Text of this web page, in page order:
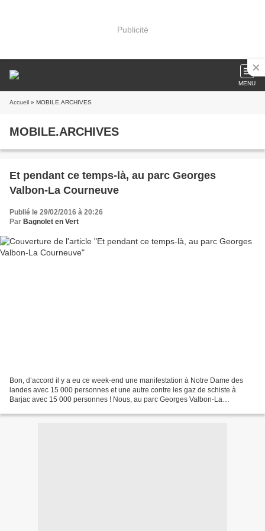
Publicité
MENU
Accueil » MOBILE.ARCHIVES
MOBILE.ARCHIVES
Et pendant ce temps-là, au parc Georges
Valbon-La Courneuve
Publié le 29/02/2016 à 20:26
Par Bagnolet en Vert
Bon, d’accord il y a eu ce week-end une manifestation à Notre Dame des
landes avec 15 000 personnes et une autre contre les gaz de schiste à
Barjac avec 15 000 personnes ! Nous, au parc Georges Valbon-La